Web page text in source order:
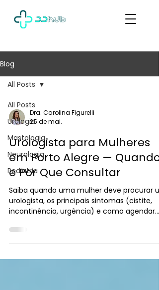
Blog
All Posts
Urologia
Mastologia
Neurologia
Pediatria
All Posts
Dra. Carolina Figurelli
25 de mai.
Urologista para Mulheres
em Porto Alegre — Quando
e Por Que Consultar
Saiba quando uma mulher deve procurar
urologista, os principais sintomas (cistite,
incontinência, urgência) e como agendar